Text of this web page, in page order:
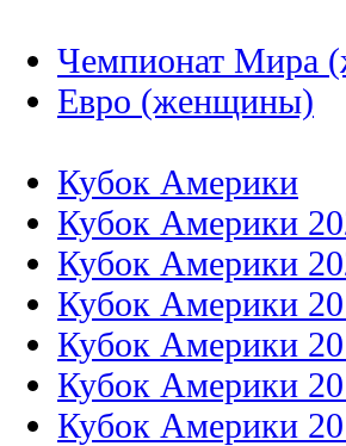
Чемпионат Мира
Евро (женщины)
Кубок Америки
Кубок Америки
Кубок Америки
Кубок Америки
Кубок Америки
Кубок Америки
Кубок Америки